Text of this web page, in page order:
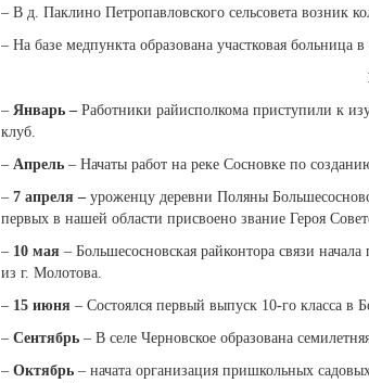
– В д. Паклино Петропавловского сельсовета возник
– На базе медпункта образована участковая больница
– Январь – Работники райисполкома приступили к
клуб.
– Апрель – Начаты работ на реке Сосновке по
– 7 апреля – уроженцу деревни Поляны
первых в нашей области присвоено звание Героя
– 10 мая – Большесосновская райконтора связи
из г. Молотова.
– 15 июня – Состоялся первый выпуск 10-го класса в
– Сентябрь – В селе Черновское образована
– Октябрь – начата организация пришкольных